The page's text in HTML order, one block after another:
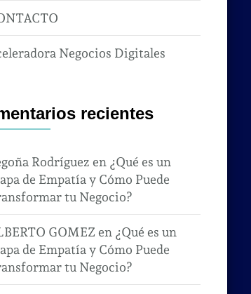
Negocios Digitales
recientes
Rodríguez en ¿Qué es un
de Empatía y Cómo Puede
tu Negocio?
GOMEZ en ¿Qué es un
de Empatía y Cómo Puede
tu Negocio?